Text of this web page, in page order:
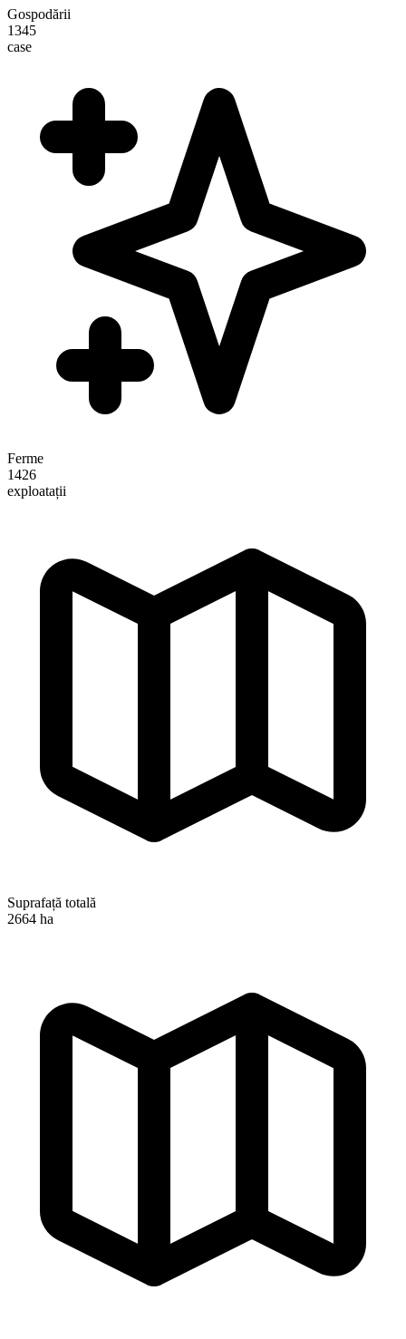
Gospodării
1345
case
Ferme
1426
exploatații
Suprafață totală
2664 ha